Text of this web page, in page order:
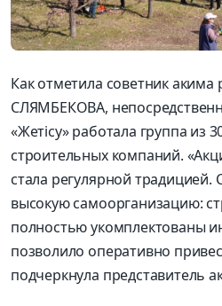
Как отметила советник акима
СЛЯМБЕКОВА,
«Жетісу» работала группа из
строительных компаний.
стала регулярной традицией.
высокую самоорганизацию:
полностью укомплектованы
позволило оперативно
подчеркнула представитель